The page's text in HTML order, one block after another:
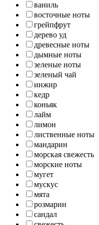
ваниль
восточные ноты
грейпфрут
дерево уд
древесные ноты
дымные ноты
зеленые ноты
зеленый чай
инжир
кедр
коньяк
лайм
лимон
лиственные ноты
мандарин
морская свежесть
морские ноты
мугет
мускус
мята
розмарин
сандал